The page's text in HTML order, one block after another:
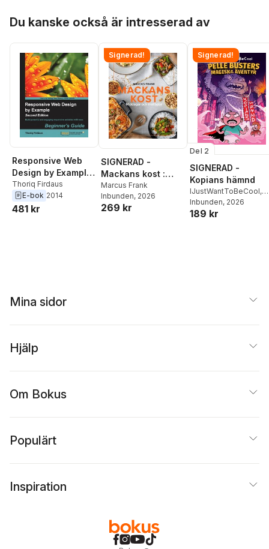
Du kanske också är intresserad av
Responsive Web
Design by Example
: Beginner's Guide
- Second Edition
Thoriq Firdaus
E-bok 2014
481 kr
Signerad!
SIGNERAD -
Mackans kost :
Middagar och
matlådor
Marcus Frank
Inbunden, 2026
269 kr
Signerad!
Del 2
SIGNERAD -
Kopians hämnd
IJustWantToBeCool,
Joel Adolphson
Ejdemo Beer
Inbunden, 2026
189 kr
Mina sidor
Hjälp
Om Bokus
Populärt
Inspiration